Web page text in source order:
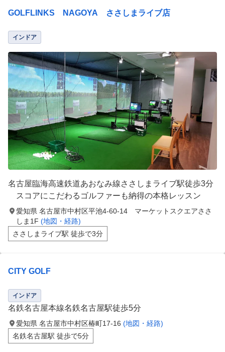
GOLFLINKS NAGOYA ささしまライブ店
インドア
名古屋臨海高速鉄道あおなみ線ささしまライブ駅徒歩3分
スコアにこだわるゴルファーも納得の本格レッスン
愛知県 名古屋市中村区平池4-60-14 マーケットスクエアささ
しま1F (地図・経路)
ささしまライブ駅 徒歩で3分
CITY GOLF
インドア
名鉄名古屋本線名鉄名古屋駅徒歩5分
愛知県 名古屋市中村区椿町17-16 (地図・経路)
名鉄名古屋駅 徒歩で5分